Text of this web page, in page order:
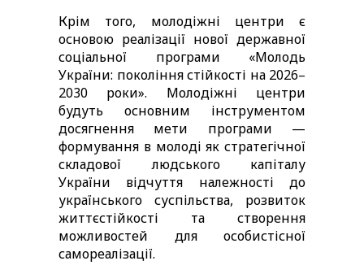
Крім того, молодіжні центри є
основою реалізації нової державної
соціальної програми «Молодь
України: покоління стійкості на 2026–
2030 роки». Молодіжні центри
будуть основним інструментом
досягнення мети програми —
формування в молоді як стратегічної
складової людського капіталу
України відчуття належності до
українського суспільства, розвиток
життєстійкості та створення
можливостей для особистісної
самореалізації.